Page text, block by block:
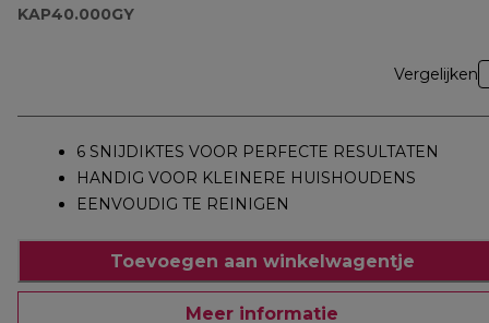
KAP40.000GY
Vergelijken
6 SNIJDIKTES VOOR PERFECTE RESULTATEN
HANDIG VOOR KLEINERE HUISHOUDENS
EENVOUDIG TE REINIGEN
Toevoegen aan winkelwagentje
Meer informatie